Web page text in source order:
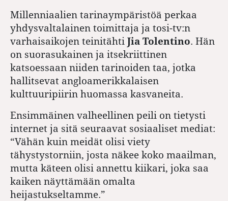
Millenniaalien tarinaympäristöä perkaa
yhdysvaltalainen toimittaja ja tosi-tv:n
varhaisaikojen teinitähti Jia Tolentino. Hän
on suorasukainen ja itsekriittinen
katsoessaan niiden tarinoiden taa, jotka
hallitsevat angloamerikkalaisen
kulttuuripiirin huomassa kasvaneita.
Ensimmäinen valheellinen peili on tietysti
internet ja sitä seuraavat sosiaaliset mediat:
“Vähän kuin meidät olisi viety
tähystystorniin, josta näkee koko maailman,
mutta käteen olisi annettu kiikari, joka saa
kaiken näyttämään omalta
heijastukseltamme.”